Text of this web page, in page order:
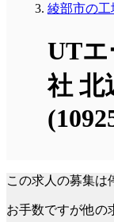
綾部市の工
UT
社 北
この求人の募集は
お手数ですが他の